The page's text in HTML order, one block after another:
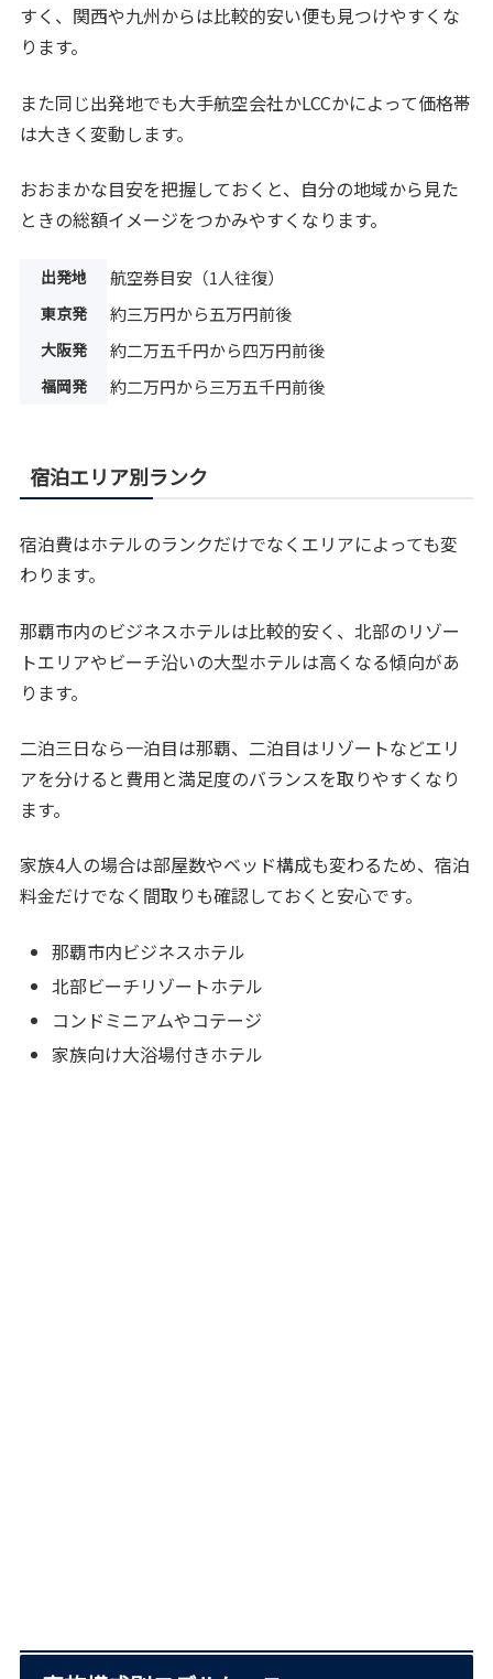
すく、関西や九州からは比較的安い便も見つけやすくな
ります。
また同じ出発地でも大手航空会社かLCCかによって価格帯
は大きく変動します。
おおまかな目安を把握しておくと、自分の地域から見た
ときの総額イメージをつかみやすくなります。
出発地 航空券目安（1人往復）
東京発 約三万円から五万円前後
大阪発 約二万五千円から四万円前後
福岡発 約二万円から三万五千円前後
宿泊エリア別ランク
宿泊費はホテルのランクだけでなくエリアによっても変
わります。
那覇市内のビジネスホテルは比較的安く、北部のリゾー
トエリアやビーチ沿いの大型ホテルは高くなる傾向があ
ります。
二泊三日なら一泊目は那覇、二泊目はリゾートなどエリ
アを分けると費用と満足度のバランスを取りやすくなり
ます。
家族4人の場合は部屋数やベッド構成も変わるため、宿泊
料金だけでなく間取りも確認しておくと安心です。
那覇市内ビジネスホテル
北部ビーチリゾートホテル
コンドミニアムやコテージ
家族向け大浴場付きホテル